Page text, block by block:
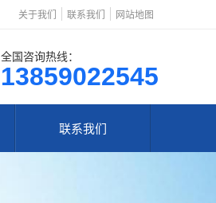
关于我们 联系我们 网站地图
全国咨询热线：
13859022545
联系我们